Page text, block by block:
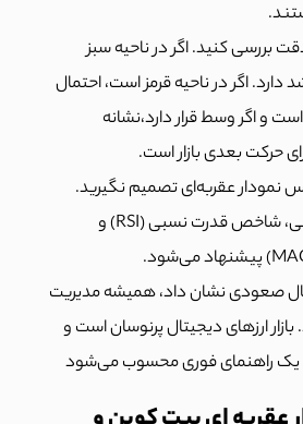
بررسی کنید. اگر در ناحیه سبز
دارد. اگر در ناحیه قرمز است، احتمال
است و اگر وسط قرار دارد،نشانه
حرکت بعدی بازار است.
نمودار عقربه‌ای تصمیم نگیرید.
ترکیب با نمودار شمعی، شاخص قدرت نسبی (RSI) و
صعودی نشان داد، همیشه مدیریت
ارزهای دیجیتال پرنوسان است و
یک راهنمای فوری محسوب می‌شود